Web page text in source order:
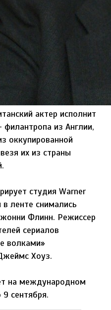
актер исполнит
из Англии,
оккупированной
их из страны
студия Warner
ленте снимались
Флинн. Режиссер
сериалов
волками»
Хоуз.
на международном
сентября.